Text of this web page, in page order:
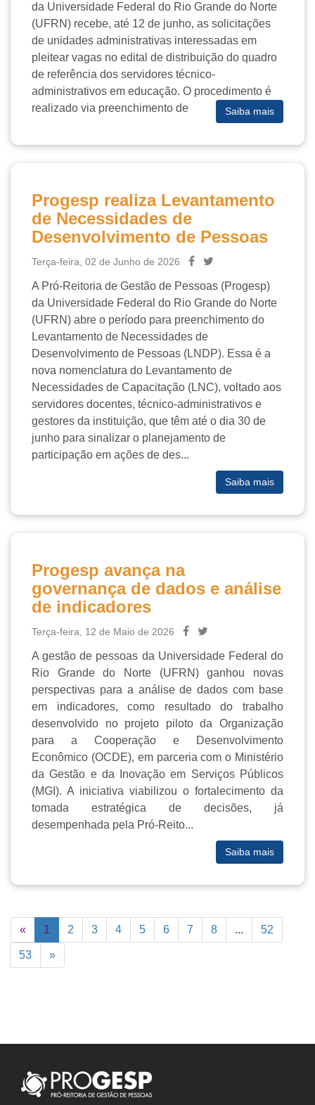
da Universidade Federal do Rio Grande do Norte
(UFRN) recebe, até 12 de junho, as solicitações
de unidades administrativas interessadas em
pleitear vagas no edital de distribuição do quadro
de referência dos servidores técnico-
administrativos em educação. O procedimento é
realizado via preenchimento de
Saiba mais
Progesp realiza Levantamento
de Necessidades de
Desenvolvimento de Pessoas
Terça-feira, 02 de Junho de 2026
A Pró-Reitoria de Gestão de Pessoas (Progesp)
da Universidade Federal do Rio Grande do Norte
(UFRN) abre o período para preenchimento do
Levantamento de Necessidades de
Desenvolvimento de Pessoas (LNDP). Essa é a
nova nomenclatura do Levantamento de
Necessidades de Capacitação (LNC), voltado aos
servidores docentes, técnico-administrativos e
gestores da instituição, que têm até o dia 30 de
junho para sinalizar o planejamento de
participação em ações de des...
Saiba mais
Progesp avança na
governança de dados e análise
de indicadores
Terça-feira, 12 de Maio de 2026
A gestão de pessoas da Universidade Federal do
Rio Grande do Norte (UFRN) ganhou novas
perspectivas para a análise de dados com base
em indicadores, como resultado do trabalho
desenvolvido no projeto piloto da Organização
para a Cooperação e Desenvolvimento
Econômico (OCDE), em parceria com o Ministério
da Gestão e da Inovação em Serviços Públicos
(MGI). A iniciativa viabilizou o fortalecimento da
tomada estratégica de decisões, já
desempenhada pela Pró-Reito...
Saiba mais
« 1 2 3 4 5 6 7 8 ... 52
53 »